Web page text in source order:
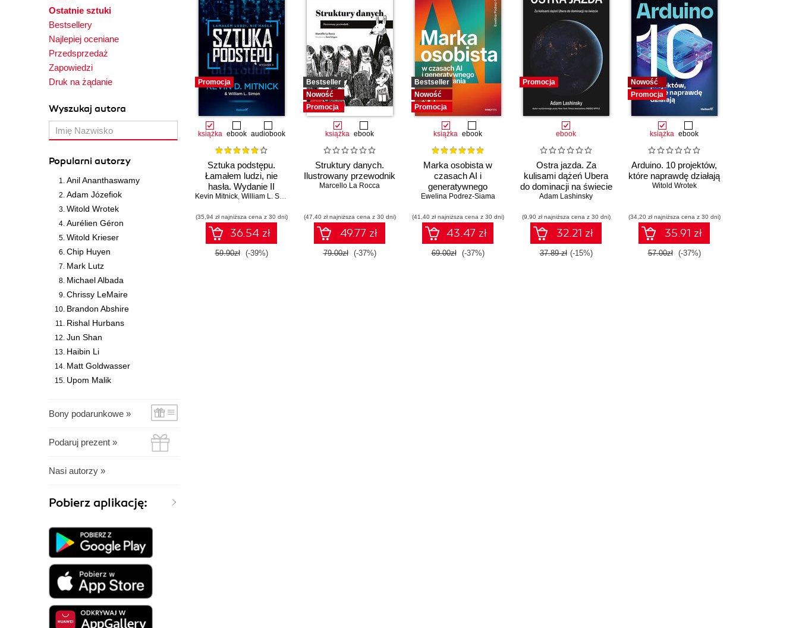
Ostatnie sztuki
Bestsellery
Najlepiej oceniane
Przedsprzedaż
Zapowiedzi
Druk na żądanie
Wyszukaj autora
Popularni autorzy
Anil Ananthaswamy
Adam Józefiok
Witold Wrotek
Aurélien Géron
Witold Krieser
Chip Huyen
Mark Lutz
Michael Albada
Chrissy LeMaire
Brandon Abshire
Rishal Hurbans
Jun Shan
Haibin Li
Matt Goldwasser
Upom Malik
Bony podarunkowe »
Podaruj prezent »
Nasi autorzy »
Pobierz aplikację:
Promocja
książka ebook audiobook
Sztuka podstępu.
Łamałem ludzi, nie
hasła. Wydanie II
Kevin Mitnick, William L. Simon
(35,94 zł najniższa cena z 30 dni)
36.54 zł
59.90zł (-39%)
Bestseller
Nowość
Promocja
książka ebook
Struktury danych.
Ilustrowany przewodnik
Marcello La Rocca
(47,40 zł najniższa cena z 30 dni)
49.77 zł
79.00zł (-37%)
Bestseller
Nowość
Promocja
książka ebook
Marka osobista w
czasach AI i
generatywnego
wyszukiwania
Ewelina Podrez-Siama
(41,40 zł najniższa cena z 30 dni)
43.47 zł
69.00zł (-37%)
Promocja
ebook
Ostra jazda. Za
kulisami dążeń Ubera
do dominacji na świecie
Adam Lashinsky
(9,90 zł najniższa cena z 30 dni)
32.21 zł
37.89 zł (-15%)
Nowość
Promocja
książka ebook
Arduino. 10 projektów,
które naprawdę działają
Witold Wrotek
(34,20 zł najniższa cena z 30 dni)
35.91 zł
57.00zł (-37%)